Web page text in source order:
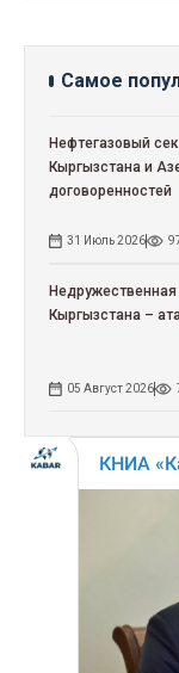
Самое
Нефтегазовый
Кыргызстана и
договоренностей
31 Июль 2026
Кыргызстана –
05 Август 2026